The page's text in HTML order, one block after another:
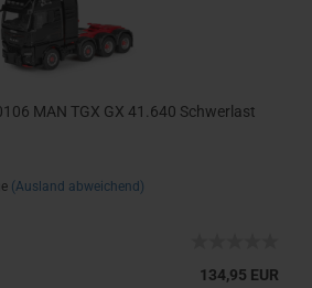
MAN TGX GX 41.640 Schwerlast
(Ausland abweichend)
134,95 EUR